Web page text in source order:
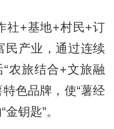
+基地+村民+订
民产业，通过连续
农旅结合+文旅融
色品牌，使“薯经
钥匙”。